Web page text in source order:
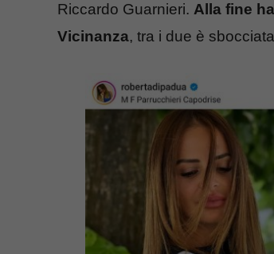
Riccardo Guarnieri. Alla fine
Vicinanza, tra i due è